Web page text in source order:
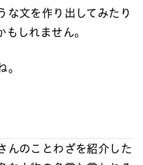
な文を作り出してみたり
もしれません。
。
んのことわざを紹介した